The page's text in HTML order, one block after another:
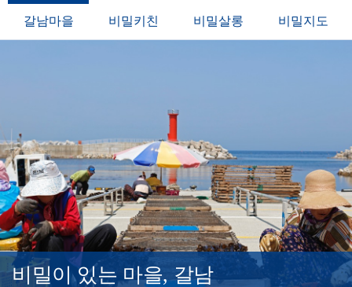
갈남마을 비밀키친 비밀살롱 비밀지도
비밀이 있는 마을, 갈남